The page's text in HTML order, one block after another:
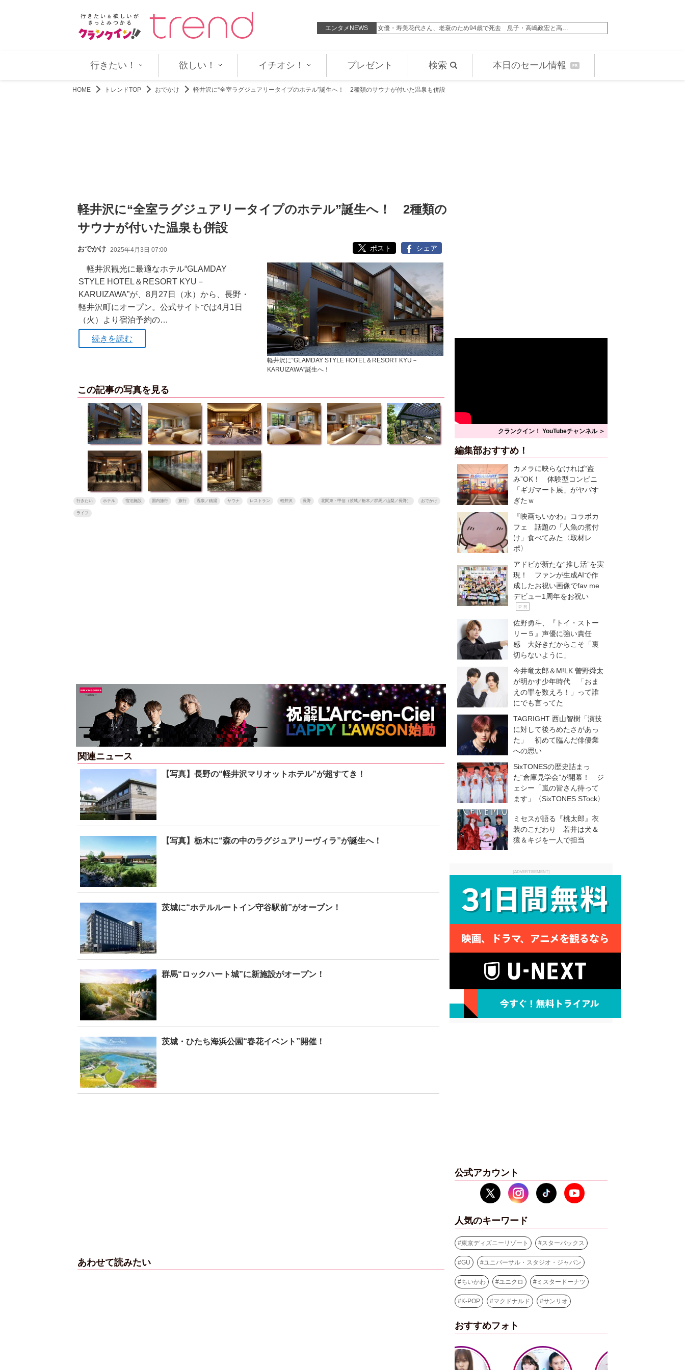
エンタメNEWS
MALONE LONDON」新作… リトグリ、新作アルバム『BREATH』先行曲「CHERRY COKE」8.19配… 女優・寿美花代さん、老衰のため94歳で死去 息子・高嶋政宏と高…
行きたい！ 欲しい！ イチオシ！ プレゼント 検索 本日のセール情報 PR
HOME トレンドTOP おでかけ 軽井沢に“全室ラグジュアリータイプのホテル”誕生へ！ 2種類のサウナが付いた温泉も併設
軽井沢に“全室ラグジュアリータイプのホテル”誕生へ！ 2種類の
サウナが付いた温泉も併設
おでかけ 2025年4月3日 07:00 ポスト シェア
軽井沢に“GLAMDAY STYLE HOTEL＆RESORT KYU－
KARUIZAWA”誕生へ！
軽井沢観光に最適なホテル“GLAMDAY
STYLE HOTEL＆RESORT KYU－
KARUIZAWA”が、8月27日（水）から、長野・
軽井沢町にオープン。公式サイトでは4月1日
（火）より宿泊予約の…
続きを読む
この記事の写真を見る
行きたい ホテル 宿泊施設 国内旅行 旅行 温泉／銭湯 サウナ レストラン 軽井沢 長野 北関東・甲信（茨城／栃木／群馬／山梨／長野） おでかけ
ライフ
関連ニュース
【写真】長野の“軽井沢マリオットホテル”が超すてき！
【写真】栃木に“森の中のラグジュアリーヴィラ”が誕生へ！
茨城に“ホテルルートイン守谷駅前”がオープン！
群馬“ロックハート城”に新施設がオープン！
茨城・ひたち海浜公園“春花イベント”開催！
あわせて読みたい
クランクイン！ YouTubeチャンネル ＞
編集部おすすめ！
カメラに映らなければ“盗
み”OK！ 体験型コンビニ
「ギガマート展」がヤバす
ぎたｗ
『映画ちいかわ』コラボカ
フェ 話題の「人魚の煮付
け」食べてみた〈取材レ
ポ〉
アドビが新たな“推し活”を実
現！ ファンが生成AIで作
成したお祝い画像でfav me
デビュー1周年をお祝い
P R
佐野勇斗、『トイ・ストー
リー５』声優に強い責任
感 大好きだからこそ「裏
切らないように」
今井竜太郎＆M!LK 曽野舜太
が明かす少年時代 「おま
えの罪を数えろ！」って誰
にでも言ってた
TAGRIGHT 西山智樹「演技
に対して後ろめたさがあっ
た」 初めて臨んだ俳優業
への思い
SixTONESの歴史詰まっ
た“倉庫見学会”が開幕！ ジ
ェシー「嵐の皆さん待って
ます」〈SixTONES STock〉
ミセスが語る『桃太郎』衣
装のこだわり 若井は犬＆
猿＆キジを一人で担当
[ADVERTISEMENT]
公式アカウント
人気のキーワード
#東京ディズニーリゾート #スターバックス
#GU #ユニバーサル・スタジオ・ジャパン
#ちいかわ #ユニクロ # ミスタードーナツ
#K-POP #マクドナルド #サンリオ
おすすめフォト